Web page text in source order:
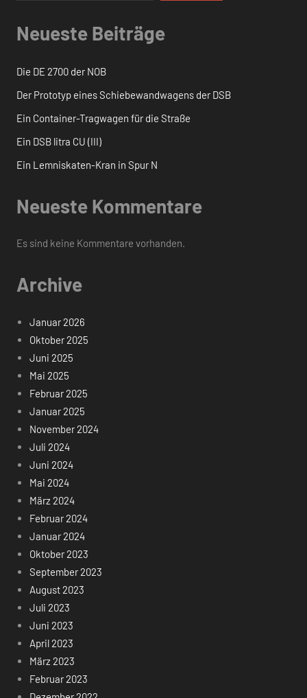
Neueste Beiträge
Die DE 2700 der NOB
Der Prototyp eines Schiebewandwagens der DSB
Ein Container-Tragwagen für die Straße
Ein DSB litra CU (III)
Ein Lemniskaten-Kran in Spur N
Neueste Kommentare
Es sind keine Kommentare vorhanden.
Archive
Januar 2026
Oktober 2025
Juni 2025
Mai 2025
Februar 2025
Januar 2025
November 2024
Juli 2024
Juni 2024
Mai 2024
März 2024
Februar 2024
Januar 2024
Oktober 2023
September 2023
August 2023
Juli 2023
Juni 2023
April 2023
März 2023
Februar 2023